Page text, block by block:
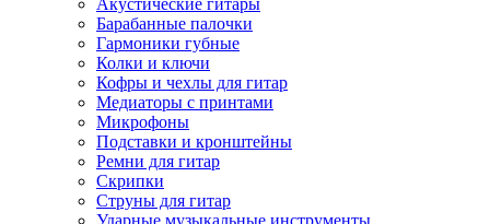
Акустические гитары
Барабанные палочки
Гармоники губные
Колки и ключи
Кофры и чехлы для гитар
Медиаторы с принтами
Микрофоны
Подставки и кронштейны
Ремни для гитар
Скрипки
Струны для гитар
Ударные музыкальные инструменты